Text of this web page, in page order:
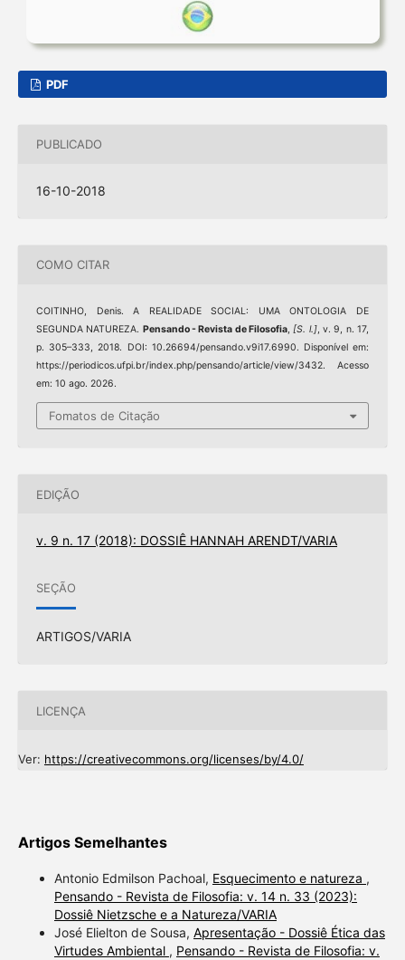
PDF
PUBLICADO
16-10-2018
COMO CITAR
COITINHO, Denis. A REALIDADE SOCIAL: UMA ONTOLOGIA DE
SEGUNDA NATUREZA. Pensando - Revista de Filosofia [S. l.], v. 9, n. 17,
p. 305–333, 2018. DOI: 10.26694/pensando.v9i17.6990. Disponível em:
https://periodicos.ufpi.br/index.php/pensando/article/view/3432. Acesso
em: 10 ago. 2026.
Fomatos de Citação
EDIÇÃO
v. 9 n. 17 (2018): DOSSIÊ HANNAH ARENDT/VARIA
SEÇÃO
ARTIGOS/VARIA
LICENÇA
Ver: https://creativecommons.org/licenses/by/4.0/
Artigos Semelhantes
Antonio Edmilson Pachoal, Esquecimento e natureza ,
Pensando - Revista de Filosofia: v. 14 n. 33 (2023):
Dossiê Nietzsche e a Natureza/VARIA
José Elielton de Sousa, Apresentação - Dossiê Ética das
Virtudes Ambiental , Pensando - Revista de Filosofia: v.